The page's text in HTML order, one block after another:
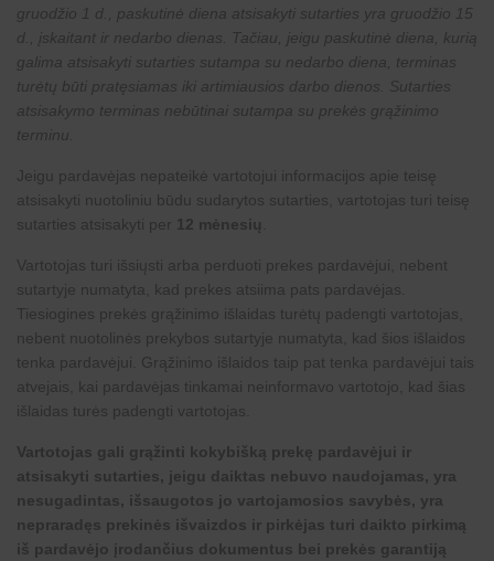
gruodžio 1 d., paskutinė diena atsisakyti sutarties yra gruodžio 15
d., įskaitant ir nedarbo dienas. Tačiau, jeigu paskutinė diena, kurią
galima atsisakyti sutarties sutampa su nedarbo diena, terminas
turėtų būti pratęsiamas iki artimiausios darbo dienos. Sutarties
atsisakymo terminas nebūtinai sutampa su prekės grąžinimo
terminu.
Jeigu pardavėjas nepateikė vartotojui informacijos apie teisę
atsisakyti nuotoliniu būdu sudarytos sutarties, vartotojas turi teisę
sutarties atsisakyti per 12 mėnesių
Vartotojas turi išsiųsti arba perduoti prekes pardavėjui, nebent
sutartyje numatyta, kad prekes atsiima pats pardavėjas.
Tiesiogines prekės grąžinimo išlaidas turėtų padengti vartotojas,
nebent nuotolinės prekybos sutartyje numatyta, kad šios išlaidos
tenka pardavėjui. Grąžinimo išlaidos taip pat tenka pardavėjui tais
atvejais, kai pardavėjas tinkamai neinformavo vartotojo, kad šias
išlaidas turės padengti vartotojas.
Vartotojas gali grąžinti kokybišką prekę pardavėjui ir
atsisakyti sutarties, jeigu daiktas nebuvo naudojamas, yra
nesugadintas, išsaugotos jo vartojamosios savybės, yra
nepraradęs prekinės išvaizdos ir pirkėjas turi daikto pirkimą
iš pardavėjo įrodančius dokumentus bei prekės garantiją